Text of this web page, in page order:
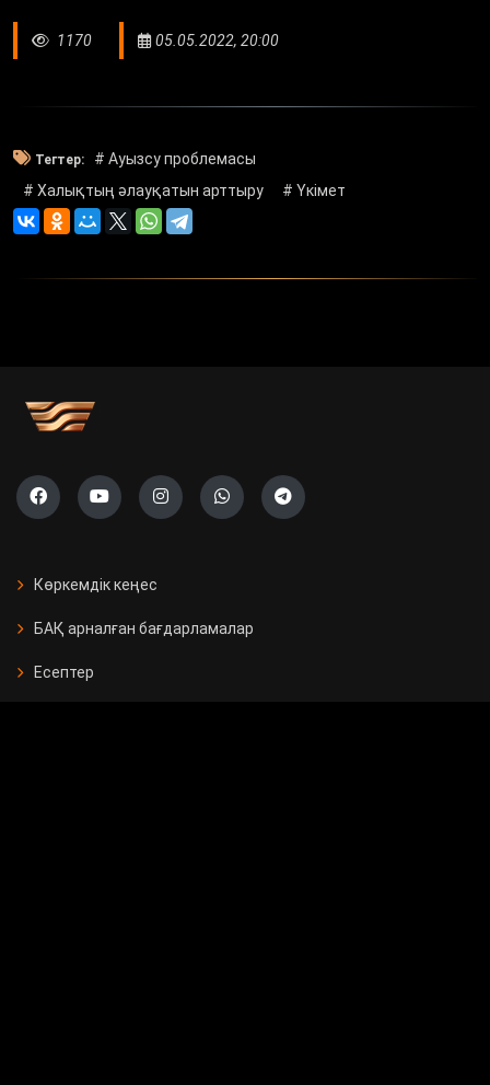
1170 05.05.2022, 20:00
Тегтер:
# Ауызсу проблемасы
# Халықтың әлауқатын арттыру
# Үкімет
Көркемдік кеңес
БАҚ арналған бағдарламалар
Есептер